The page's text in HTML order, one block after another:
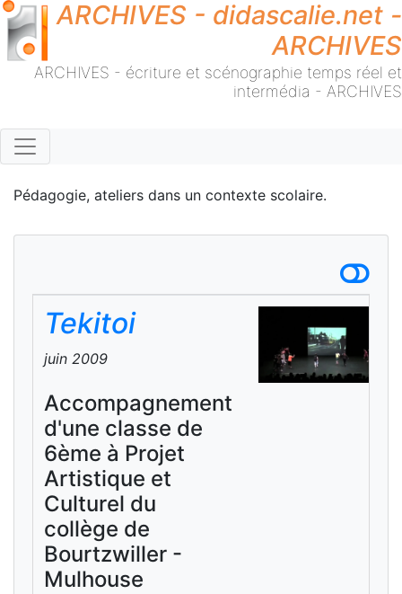
ARCHIVES - didascalie.net -
ARCHIVES
ARCHIVES - écriture et scénographie temps réel et
intermédia - ARCHIVES
Pédagogie, ateliers dans un contexte scolaire.
Tekitoi
juin 2009
Accompagnement
d'une classe de
6ème à Projet
Artistique et
Culturel du
collège de
Bourtzwiller -
Mulhouse